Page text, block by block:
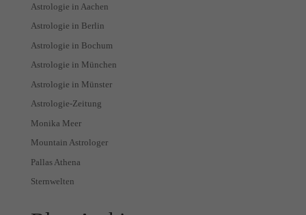
Astrologie in Aachen
Astrologie in Berlin
Astrologie in Bochum
Astrologie in München
Astrologie in Münster
Astrologie-Zeitung
Monika Meer
Mountain Astrologer
Pallas Athena
Sternwelten